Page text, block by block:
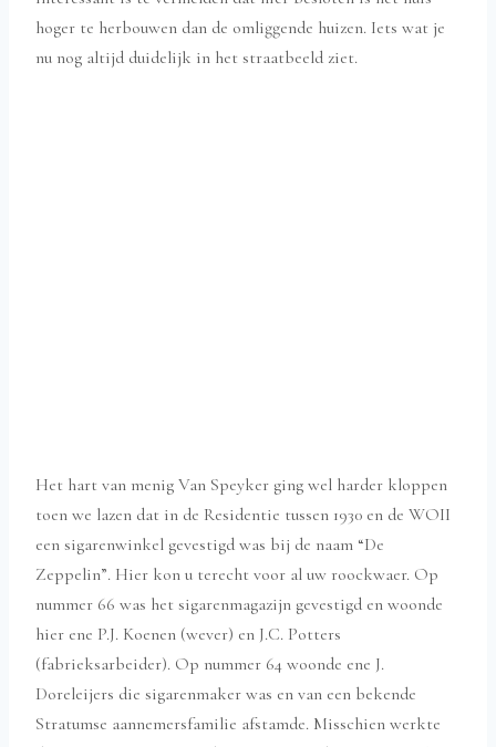
hoger te herbouwen dan de omliggende huizen. Iets wat je
nu nog altijd duidelijk in het straatbeeld ziet.
Het hart van menig Van Speyker ging wel harder kloppen
toen we lazen dat in de Residentie tussen 1930 en de WOII
een sigarenwinkel gevestigd was bij de naam “De
Zeppelin”. Hier kon u terecht voor al uw roockwaer. Op
nummer 66 was het sigarenmagazijn gevestigd en woonde
hier ene P.J. Koenen (wever) en J.C. Potters
(fabrieksarbeider). Op nummer 64 woonde ene J.
Doreleijers die sigarenmaker was en van een bekende
Stratumse aannemersfamilie afstamde. Misschien werkte